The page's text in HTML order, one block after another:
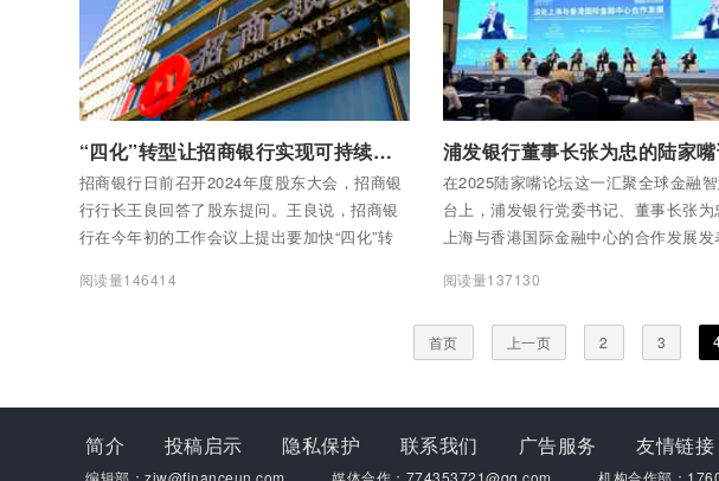
“四化”转型让招商银行实现可持续的发展
招商银行日前召开2024年度股东大会，招商银
行行长王良回答了股东提问。王良说，招商银
行在今年初的工作会议上提出要加快“四化”转
应中国企业走出去的金融服务需求，避免简单
更好地降低成本，提升客户服务体验，防范好
阅读量146414
在2025陆家嘴论坛这一汇聚全球金融
台上，浦发银行党委书记、董事长张为
上海与香港国际金融中心的合作发展发
我国金融强国建设提供了新的思路与方
阅读量137130
首页 上一页 2 3
简介 投稿启示 隐私保护 联系我们 广告服务 友情链接
编辑部：zjw@financeun.com 媒体合作：774353721@qq.com 机构合作部：